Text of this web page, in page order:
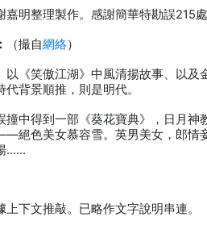
明整理製作。感謝簡華特勘誤215處
（撮自網絡）
以《笑傲江湖》中風清揚故事、以
背景順推，則是明代。
中得到一部《葵花寶典》，日月神
絕色美女慕容雪。英男美女，郎情
……
下文推敲。已略作文字說明串連。